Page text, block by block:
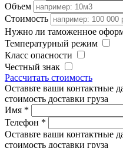
Объем
Стоимость
Нужно ли таможенное
Температурный режим
Класс опасности
Честный знак
Рассчитать стоимость
Оставьте ваши
стоимость доставки груза
Имя *
Телефон *
Оставьте ваши
стоимость доставки груза